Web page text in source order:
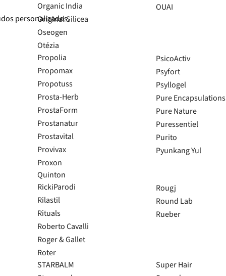
Organic India
Original Silicea
Oseogen
Otézia
OUAI
Propolia
Propomax
Propotuss
Prosta-Herb
ProstaForm
Prostanatur
Prostavital
Provivax
Proxon
PsicoActiv
Psyfort
Psyllogel
Pure Encapsulations
Pure Nature
Puressentiel
Purito
Pyunkang Yul
Quinton
RickiParodi
Rilastil
Rituals
Roberto Cavalli
Roger & Gallet
Roter
Rougj
Round Lab
Rueber
STARBALM
Super Hair
personalizados.
A Minha Conta
A Minha Conta
Encomendas